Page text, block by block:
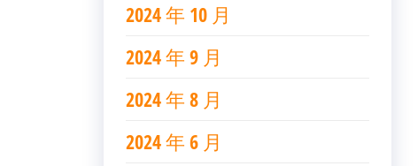
2024 年 10 月
2024 年 9 月
2024 年 8 月
2024 年 6 月